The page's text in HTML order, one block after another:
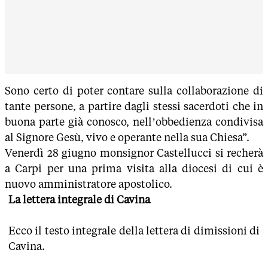
Sono certo di poter contare sulla collaborazione di
tante persone, a partire dagli stessi sacerdoti che in
buona parte già conosco, nell’obbedienza condivisa
al Signore Gesù, vivo e operante nella sua Chiesa”.
Venerdì 28 giugno monsignor Castellucci si recherà
a Carpi per una prima visita alla diocesi di cui è
nuovo amministratore apostolico.
La lettera integrale di Cavina
Ecco il testo integrale della lettera di dimissioni di
Cavina.